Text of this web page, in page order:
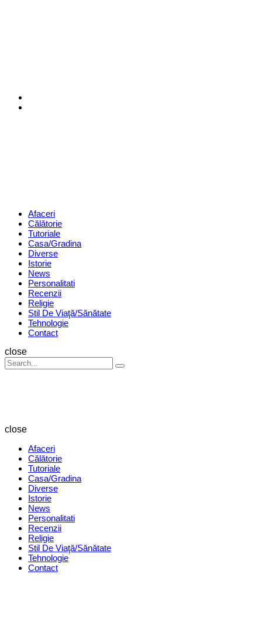
Menu Afaceri
Călătorie
Tutoriale
Casa/Gradina
Diverse
Istorie
News
Personalitati
Recenzii
Religie
Stil De Viaţă/Sănătate
Tehnologie
Contact
Search
close
Search
for:
Search
close
Afaceri
Călătorie
Tutoriale
Casa/Gradina
Diverse
Istorie
News
Personalitati
Recenzii
Religie
Stil De Viaţă/Sănătate
Tehnologie
Contact